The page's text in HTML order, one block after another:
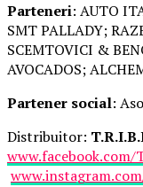
Parteneri: AUTO
SMT PALLADY;
SCEMTOVICI &
AVOCADOS;
Partener social:
Distribuitor:
www.facebook.com/